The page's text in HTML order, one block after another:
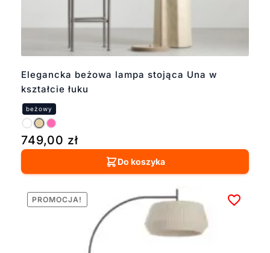
Elegancka beżowa lampa stojąca Una w
kształcie łuku
749,00 zł
Do koszyka
PROMOCJA!